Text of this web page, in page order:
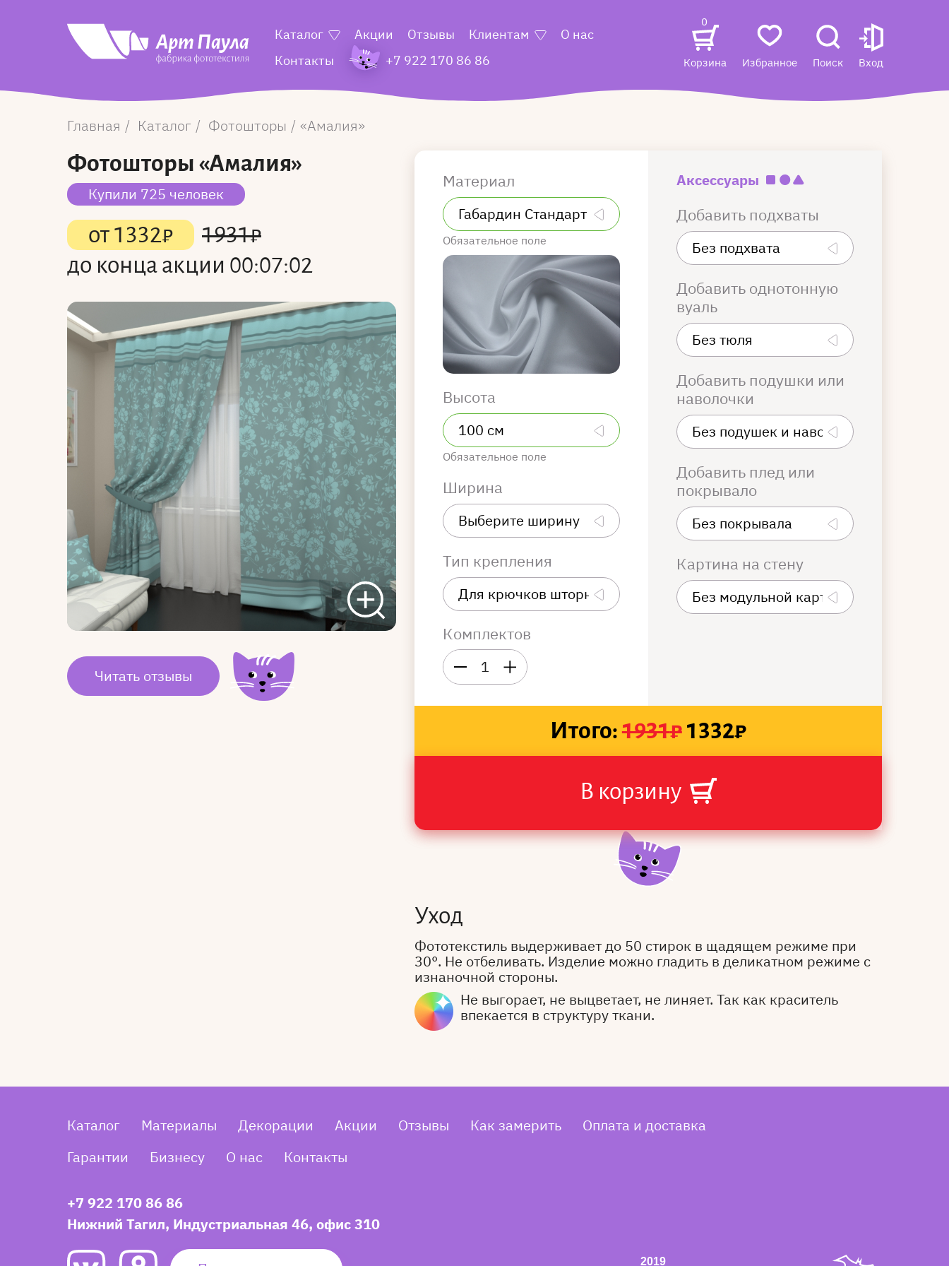
Каталог Акции Отзывы Клиентам
О нас
Контакты
+7 922 170 86 86
0
Корзина Избранное Поиск Вход
Главная Каталог Фотошторы Амалия
Фотошторы «Амалия»
Купили 725 человек
от1332₽ 1931₽
до конца акции 00:07:02
Читать отзывы
Материал
Обязательное поле
Высота
Обязательное поле
Ширина
Тип крепления
Комплектов
1
Аксессуары
Добавить подхваты
Добавить однотонную
вуаль
Добавить подушки или
наволочки
Добавить плед или
покрывало
Картина на стену
Итого:1931₽1332₽
В корзину
Уход
Фототекстиль выдерживает до 50 стирок в щадящем режиме при
30°. Не отбеливать. Изделие можно гладить в деликатном режиме с
изнаночной стороны.
Не выгорает, не выцветает, не линяет. Так как краситель
впекается в структуру ткани.
Каталог Материалы Декорации Акции Отзывы Как замерить
Оплата и доставка
Гарантии
Бизнесу О нас Контакты
+7 922 170 86 86
Нижний Тагил, Индустриальная 46, офис 310